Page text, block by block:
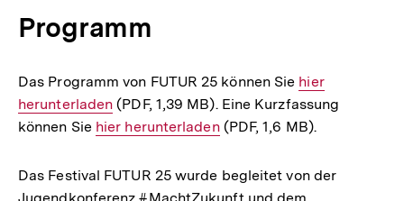
Programm
Das Programm von FUTUR 25 können Sie Interner
Link:
hier
herunterladen (PDF, 1,39 MB). Eine Kurzfassung
können Sie Interner
hier herunterladen(PDF, 1,6 MB).
Das Festival FUTUR 25 wurde begleitet von der
Jugendkonferenz #MachtZukunft und dem